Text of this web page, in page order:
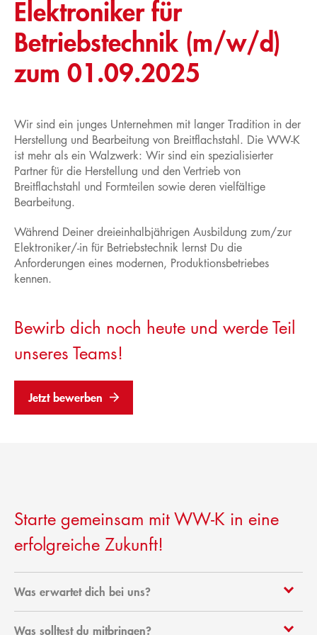
Service
Produktberatung
Materialprüfung
Versand
Karriere
Ausbildungsplätze
Aktuelle Stellen
Aktuelles
Elektroniker für
Betriebstechnik (m/w/d)
zum 01.09.2025
Wir sind ein junges Unternehmen mit langer Tradition in der
Herstellung und Bearbeitung von Breitflachstahl. Die WW-K
ist mehr als ein Walzwerk: Wir sind ein spezialisierter
Partner für die Herstellung und den Vertrieb von
Breitflachstahl und Formteilen sowie deren vielfältige
Bearbeitung.
Während Deiner dreieinhalbjährigen Ausbildung zum/zur
Elektroniker/-in für Betriebstechnik lernst Du die
Anforderungen eines modernen, Produktionsbetriebes
kennen.
Bewirb dich noch heute und werde Teil
unseres Teams!
Jetzt bewerben
Starte gemeinsam mit WW-K in eine
erfolgreiche Zukunft!
Was erwartet dich bei uns?
Du lernst elektrische Bauteile zu installieren und
Was solltest du mitbringen?